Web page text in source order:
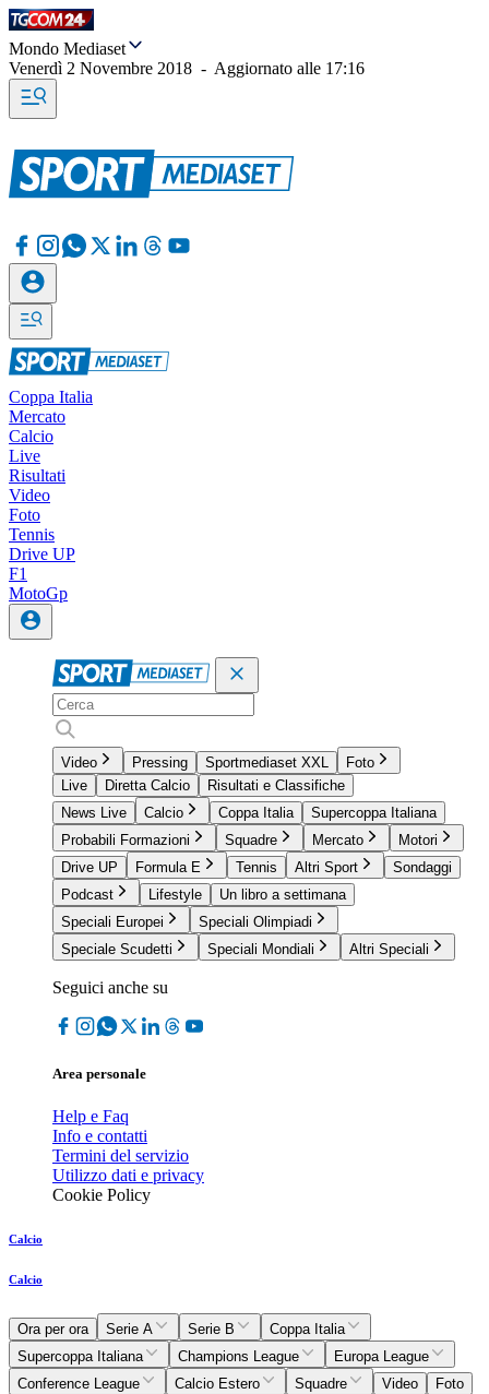
Mondo Mediaset
Venerdì 2 Novembre 2018 - Aggiornato alle 17:16
Coppa Italia
Mercato
Calcio
Live
Risultati
Video
Foto
Tennis
Drive UP
F1
MotoGp
Video Pressing Sportmediaset XXL
Foto
Live
Diretta Calcio
Risultati e Classifiche
News Live
Calcio Coppa Italia
Supercoppa Italiana
Probabili Formazioni
Squadre Mercato
Motori
Drive UP
Formula E Tennis Altri Sport
Sondaggi
Podcast
Lifestyle
Un libro a settimana
Speciali Europei
Speciali Olimpiadi
Speciale Scudetti
Speciali Mondiali Altri Speciali
Seguici anche su
Area personale
Help e Faq
Info e contatti
Termini del servizio
Utilizzo dati e privacy
Cookie Policy
Calcio
Calcio
Ora per ora Serie A Serie B
Coppa Italia
Supercoppa Italiana
Champions League
Europa League
Conference League
Calcio Estero Squadre Video
Foto